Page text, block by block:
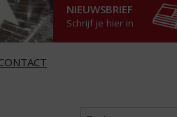
NIEUWSBRIEF
Schrijf je hier in